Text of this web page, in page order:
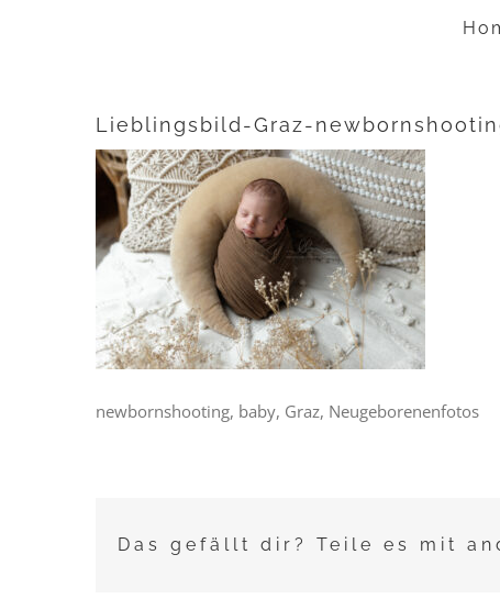
Lieblingsbild-Graz-
newbornshooting, baby, Graz, Neugeborenenfotos
Das gefällt dir? Teile es mit